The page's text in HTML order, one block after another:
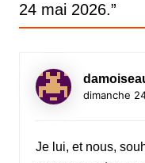
24 mai 2026.”
dimanche
Je lui, et nous,